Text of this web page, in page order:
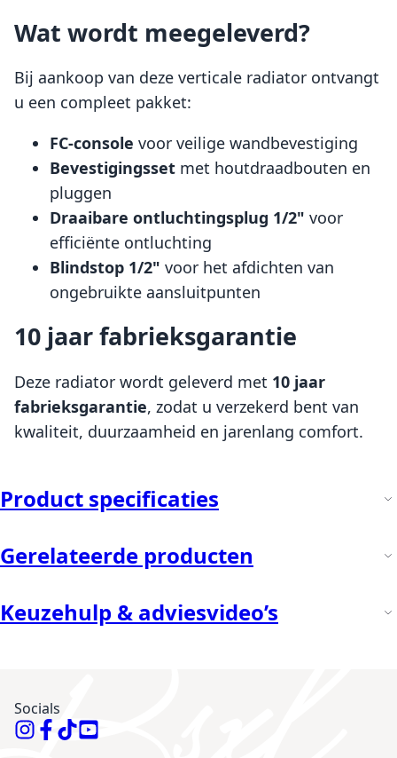
Wat wordt meegeleverd?
Bij aankoop van deze verticale radiator ontvangt
u een compleet pakket:
FC-console voor veilige wandbevestiging
Bevestigingsset met houtdraadbouten en
pluggen
Draaibare ontluchtingsplug 1/2" voor
efficiënte ontluchting
Blindstop 1/2" voor het afdichten van
ongebruikte aansluitpunten
10 jaar fabrieksgarantie
Deze radiator wordt geleverd met 10 jaar
fabrieksgarantie, zodat u verzekerd bent van
kwaliteit, duurzaamheid en jarenlang comfort.
Product specificaties
Gerelateerde producten
Keuzehulp & adviesvideo’s
Socials